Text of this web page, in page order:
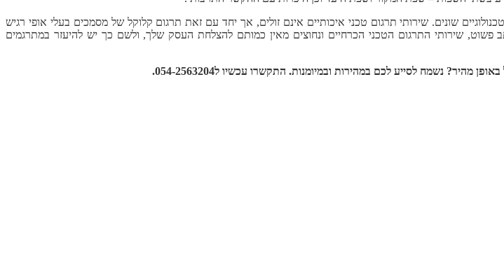
שונים. שירותי תרגום טכני איכותיים אינם זולים, אך יחד עם זאת תרגום קלוקל של מסמכים בעלי אופי רגיש
שירותי התרגום הטכני הכרחיים ונחוצים מאין כמותם להצלחת העסק שלך, ולשם כך יש להיעזר במתרגמים
נשמח לסייע לכם במהירות ובמיומנות. התקשרו עכשיו ל054-2563204.